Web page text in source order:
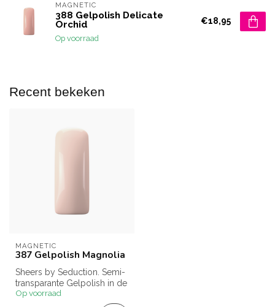
MAGNETIC
388 Gelpolish Delicate
Orchid
Op voorraad
€18,95
Recent bekeken
MAGNETIC
387 Gelpolish Magnolia
Sheers by Seduction. Semi-
transparante Gelpolish in de
kleur Magnolia die specia...
Op voorraad